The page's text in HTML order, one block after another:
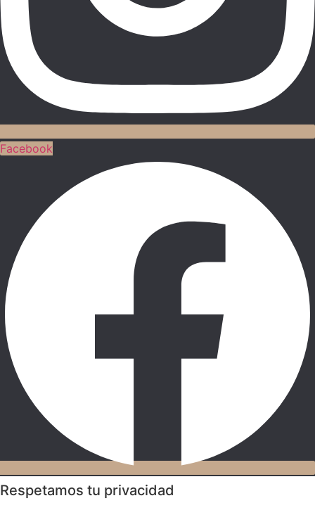
Facebook
Respetamos tu privacidad